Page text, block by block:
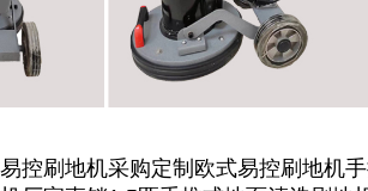
控刷地机采购定制 欧式易控刷地机